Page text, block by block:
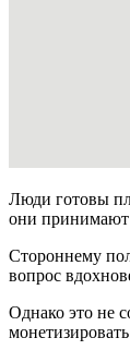
Люди готовы
они принимают
Стороннему
вопрос
Однако это не